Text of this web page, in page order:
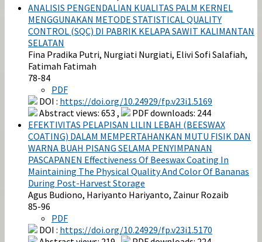
ANALISIS PENGENDALIAN KUALITAS PALM KERNEL
MENGGUNAKAN METODE STATISTICAL QUALITY
CONTROL (SQC) DI PABRIK KELAPA SAWIT KALIMANTAN
SELATAN
Fina Pradika Putri, Nurgiati Nurgiati, Elivi Sofi Salafiah,
Fatimah Fatimah
78-84
PDF
DOI : https://doi.org/10.24929/fp.v23i1.5169
Abstract views: 653 ,
PDF downloads: 244
EFEKTIVITAS PELAPISAN LILIN LEBAH (BEESWAX
COATING) DALAM MEMPERTAHANKAN MUTU FISIK DAN
WARNA BUAH PISANG SELAMA PENYIMPANAN
PASCAPANEN Effectiveness Of Beeswax Coating In
Maintaining The Physical Quality And Color Of Bananas
During Post-Harvest Storage
Agus Budiono, Hariyanto Hariyanto, Zainur Rozaib
85-96
PDF
DOI : https://doi.org/10.24929/fp.v23i1.5170